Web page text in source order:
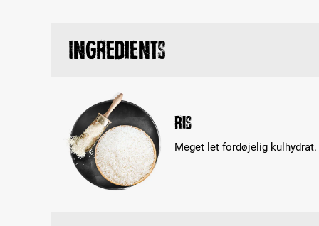
Ingredients
Ris
Meget let fordøjelig kulhydrat.